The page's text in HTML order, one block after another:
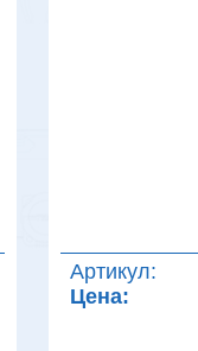
Артикул:
Цена: